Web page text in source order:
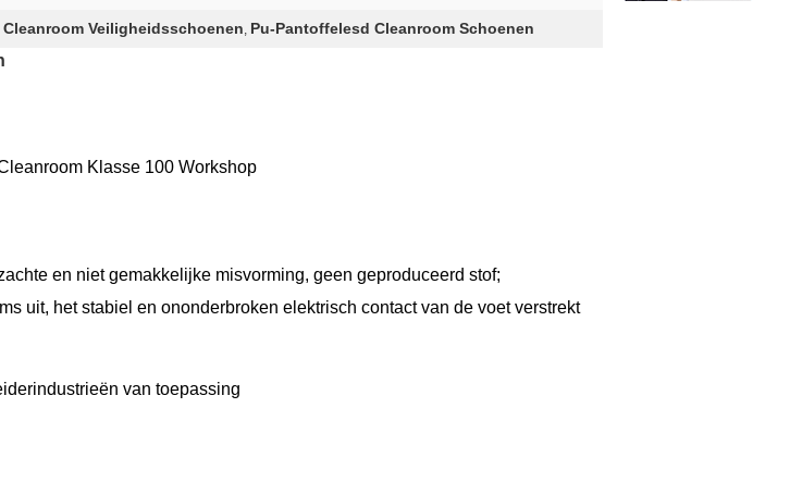
Veiligheidsschoenen, Pu-Pantoffelesd Cleanroom Schoenen
Klasse 100 Workshop
en niet gemakkelijke misvorming, geen geproduceerd stof;
uit, het stabiel en ononderbroken elektrisch contact van de voet verstrekt
van toepassing